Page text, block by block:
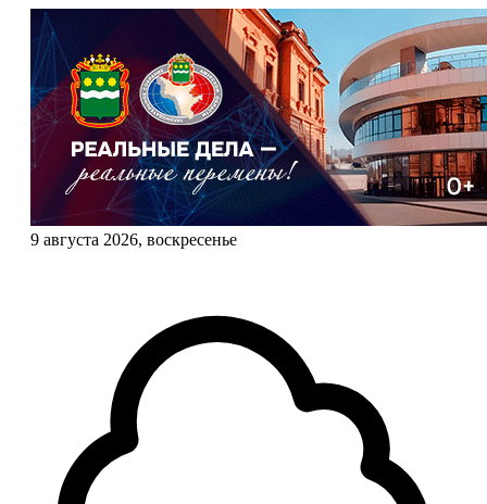
9 августа 2026, воскресенье